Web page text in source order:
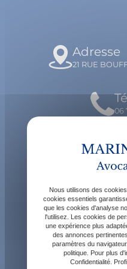
Adresse
21 RUE
06
Lundi -
Nous utilisons des
cookies essentiels
que les cookies d'analyse
l'utilisez. Les cookies de
une expérience plus
des annonces
paramètres du
politique. Pour plus
Confidentialité.